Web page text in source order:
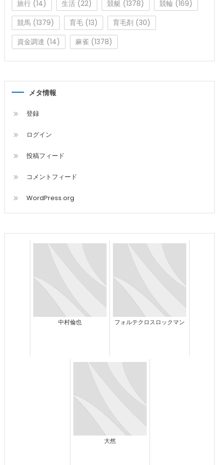
旅行(14) 生活(22) 競艇 (1378) 競輪 (169)
競馬(1379) 育毛(13) 育毛剤 (30)
資金調達 (14) 麻雀 (1378)
メタ情報
登録
ログイン
投稿フィード
コメントフィード
WordPress.org
中村倫也 フォルテクロスロックマン
大然